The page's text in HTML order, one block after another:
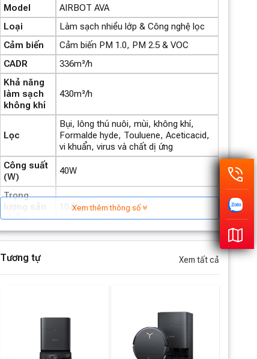
Model
AIRBOT AVA
Loại
Làm sạch nhiều lớp & Công nghệ lọc
Cảm biến
Cảm biến PM 1.0, PM 2.5 & VOC
CADR
336m³/h
Khả năng
làm sạch
không khí
430m³/h
Lọc
Bụi, lông thú nuôi, mùi, không khí,
Formalde hyde, Touluene, Aceticacid,
vi khuẩn, virus và chất dị ứng
Công suất
(W)
40W
Trọng
lượng sản
phẩm
10.8kg
Trọng
phẩm +
Thời gian
6 điểm (lên đến 240m2)
Xem thêm thông số
Tương tự Xem tất cả